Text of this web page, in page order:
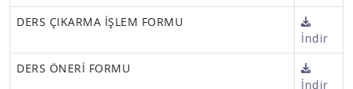
DERS ÇIKARMA İŞLEM FORMU
İndir
DERS ÖNERİ FORMU
İndir